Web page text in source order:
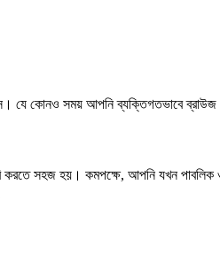
যে কোনও সময় আপনি ব্যক্তিগতভাবে
করতে সহজ হয়। কমপক্ষে, আপনি যখন